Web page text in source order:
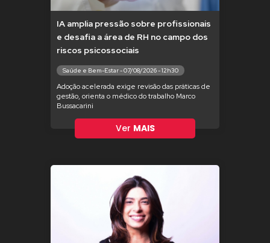
IA amplia pressão sobre profissionais
e desafia a área de RH no campo dos
riscos psicossociais
Saúde e Bem-Estar - 07/08/2026 - 12h30
Adoção acelerada exige revisão das práticas de
gestão, orienta o médico do trabalho Marco
Bussacarini
Ver MAIS